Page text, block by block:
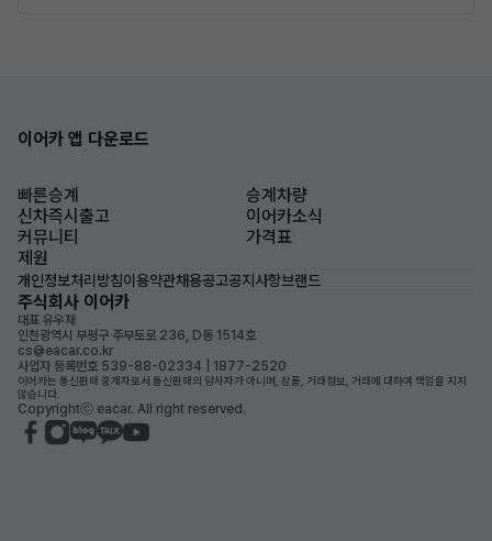
이어카 앱 다운로드
빠른승계
승계차량
신차즉시출고
이어카소식
커뮤니티
가격표
제원
개인정보처리방침이용약관채용공고공지사항브랜드
주식회사 이어카
대표 유우재
인천광역시 부평구 주부토로 236, D동 1514호
cs@eacar.co.kr
사업자 등록번호 539-88-02334 | 1877-2520
이어카는 통신판매 중개자로서 통신판매의 당사자가 아니며, 상품, 거래정보, 거래에 대하여 책임을 지지
않습니다.
Copyrightⓒ eacar. All right reserved.